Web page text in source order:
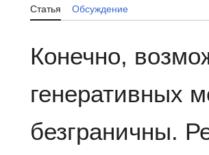
Статья Обсуждение
Конечно,
генеративных
безграничны.